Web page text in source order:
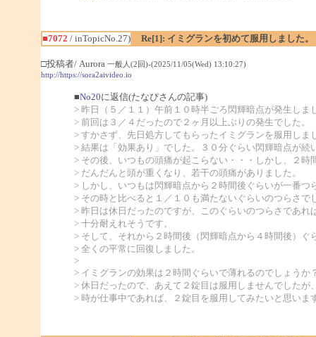
■7072 / inTopicNo.27) Re[1]: イミグランを初めて服用しました。
□投稿者/ Aurora 一般人(2回)-(2025/11/05(Wed) 13:10:27)
http://https://sora2aivideo.io
■No20に返信(たなぴさんの記事)
> 昨日（５／１１）午前１０時半ごろ閃輝暗点が発生しま
> 前回は３／４だったので２ヶ月以上ぶりの発生でした。
> すかさず、先日処方してもらったイミグランを服用しま
> 結果は「効果あり」でした。３０分ぐらい閃輝暗点が続
> その後、いつもの頭痛が起こらない・・・しかし、２時
> だんだんと頭が重くなり、若干の頭痛がありました。
> しかし、いつもは閃輝暗点から２時間後ぐらいが一番つ
> その時と比べると１／１０も満たないぐらいのつらさで
> 昨日は休日だったのですが、このぐらいのつらさであれ
> 十分耐えれそうです。
> そして、それから２時間後（閃輝暗点から４時間後）ぐ
> 全くの平常に回復しました。
>
> イミグランの効果は２時間ぐらいで薄れるのでしょうか
> 休日だったので、あえて２錠目は服用しませんでしたが
> 時が仕事中であれば、２錠目を服用してみたいと思いま